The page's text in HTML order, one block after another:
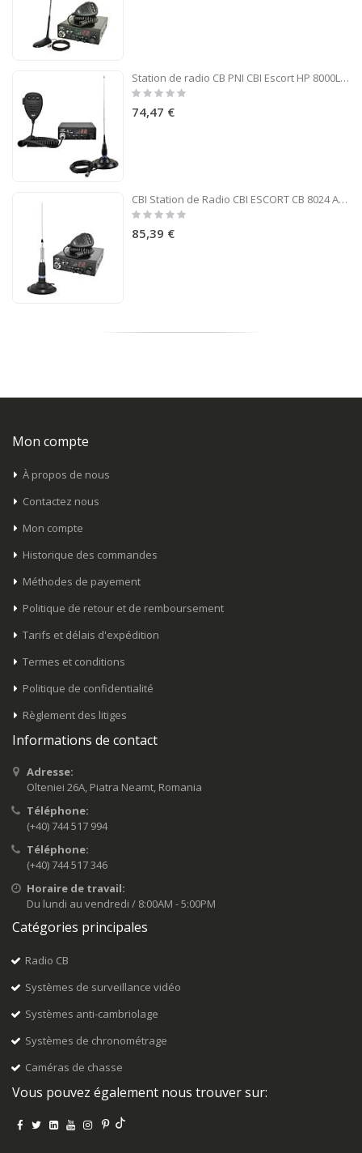
Station de radio CB PNI CBI Escort HP 8000L ASQ + CB PNI ML145 Antenne avec aimant 145 / PL
Rating:
0%
74,47 €
CBI Station de Radio CBI ESCORT CB 8024 ASQ + CB PNI ML160 Antenne avec Aimant
Rating:
0%
85,39 €
Mon compte
À propos de nous
Contactez nous
Mon compte
Historique des commandes
Méthodes de payement
Politique de retour et de remboursement
Tarifs et délais d'expédition
Termes et conditions
Politique de confidentialité
Règlement des litiges
Informations de contact
Adresse:
Olteniei 26A, Piatra Neamt, Romania
Téléphone:
(+40) 744 517 994
Téléphone:
(+40) 744 517 346
Horaire de travail:
Du lundi au vendredi / 8:00AM - 5:00PM
Catégories principales
Radio CB
Systèmes de surveillance vidéo
Systèmes anti-cambriolage
Systèmes de chronométrage
Caméras de chasse
Vous pouvez également nous trouver sur: